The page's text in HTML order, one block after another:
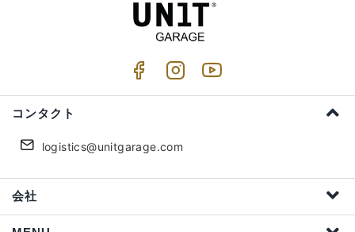
コンタクト
logistics@unitgarage.com
会社